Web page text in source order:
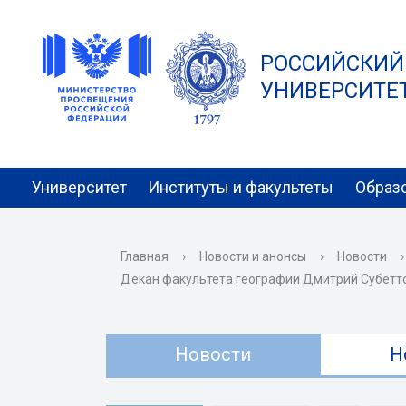
Университет Институты и факультеты
Главная › Новости и анонсы › Новости
›
Декан факультета географии Дмитрий
Новости